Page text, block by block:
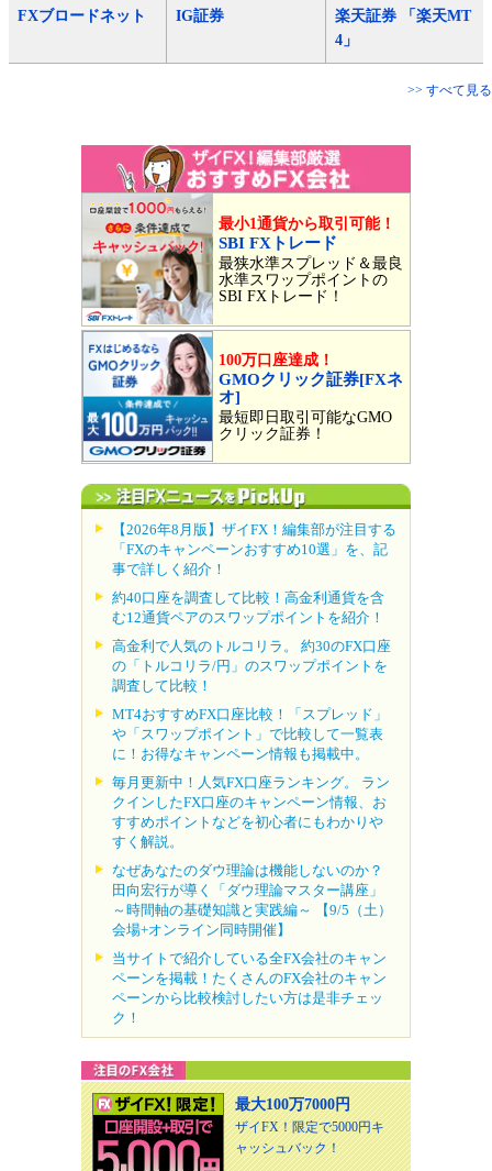
FXブロードネット IG証券
楽天証券 「楽天MT
4」
>> すべて見る
最小1通貨から取引可能！
SBI FXトレード
最狭水準スプレッド＆最良
水準スワップポイントの
SBI FXトレード！
100万口座達成！
GMOクリック証券[FXネ
オ]
最短即日取引可能なGMO
クリック証券！
【2026年8月版】ザイFX！編集部が注目する
「FXのキャンペーンおすすめ10選」を、記
事で詳しく紹介！
約40口座を調査して比較！高金利通貨を含
む12通貨ペアのスワップポイントを紹介！
高金利で人気のトルコリラ。 約30のFX口座
の「トルコリラ/円」のスワップポイントを
調査して比較！
MT4おすすめFX口座比較！「スプレッド」
や「スワップポイント」で比較して一覧表
に！お得なキャンペーン情報も掲載中。
毎月更新中！人気FX口座ランキング。 ラン
クインしたFX口座のキャンペーン情報、お
すすめポイントなどを初心者にもわかりや
すく解説。
なぜあなたのダウ理論は機能しないのか？
田向宏行が導く「ダウ理論マスター講座」
～時間軸の基礎知識と実践編～ 【9/5（土）
会場+オンライン同時開催】
当サイトで紹介している全FX会社のキャン
ペーンを掲載！たくさんのFX会社のキャン
ペーンから比較検討したい方は是非チェッ
ク！
最大100万7000円
ザイFX！限定で5000円キ
ャッシュバック！